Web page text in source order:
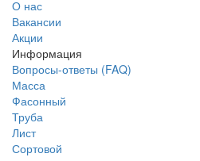
О нас
Вакансии
Акции
Информация
Вопросы-ответы (FAQ)
Масса
Фасонный
Труба
Лист
Сортовой